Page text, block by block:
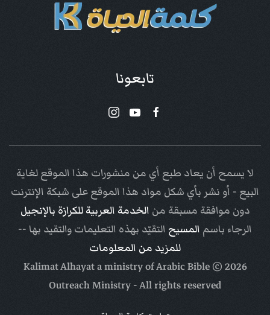
تابعونا
لا يسمح أن يعاد طبع أي من منشورات هذا الموقع لغاية
البيع - أو نشر بأي شكل مواد هذا الموقع على شبكة الإنترنت
دون موافقة مسبقة من الخدمة العربية للكرازة بالإنجيل
الرجاء باسم المسيح التقيّد بهذه التعليمات والتقيد بها --
للمزيد من المعلومات
2026
© Kalimat Alhayat a ministry of
Arabic Bible
Outreach Ministry- All rights reserved